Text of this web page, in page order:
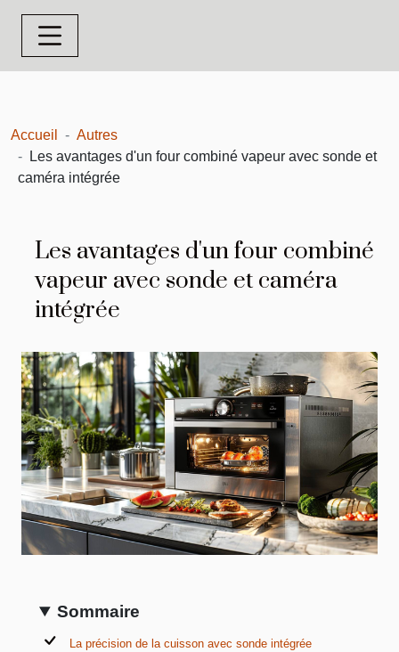
Accueil
Autres
Les avantages d'un four combiné vapeur avec sonde et
caméra intégrée
Les avantages d'un four combiné
vapeur avec sonde et caméra
intégrée
Sommaire
La précision de la cuisson avec sonde intégrée